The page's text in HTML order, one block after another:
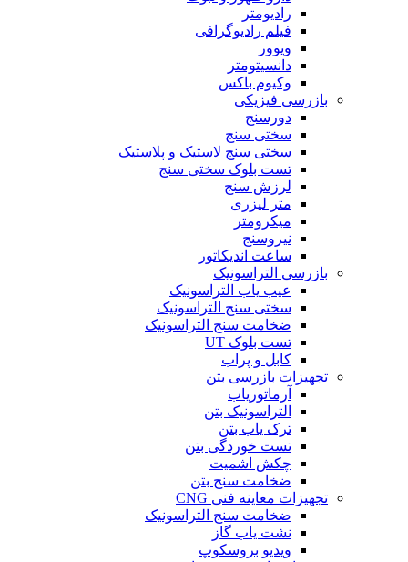
رادیومتر
فیلم رادیوگرافی
ویوور
دانسیتومتر
وکیوم باکس
بازرسی فیزیکی
دورسنج
سختی سنج
سختی سنج لاستیک و پلاستیک
تست بلوک سختی سنج
لرزش سنج
متر لیزری
میکرومتر
نیروسنج
ساعت اندیکاتور
بازرسی التراسونیک
عیب یاب التراسونیک
سختی سنج التراسونیک
ضخامت سنج التراسونیک
تست بلوک UT
کابل و پراب
تجهیزات بازرسی بتن
آرماتوریاب
التراسونیک بتن
ترک یاب بتن
تست خوردگی بتن
چکش اشمیت
ضخامت سنج بتن
تجهیزات معاینه فنی CNG
ضخامت سنج التراسونیک
نشت یاب گاز
ویدیو بروسکوپ